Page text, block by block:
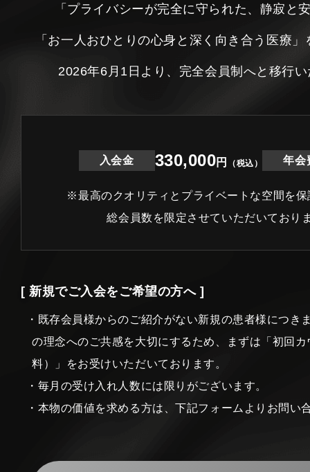
「プライバシーが完全に守られた、静寂と
「お一人おひとりの心身と深く向き合う医療
2026年6月1日より、完全会員制へと移行
入会金 330,000円 （税込） 年会
※最高のクオリティとプライベートな空間を保
総会員数を限定させていただいており
[ 新規でご入会をご希望の方へ ]
・既存会員様からのご紹介がない新規の患者様につき
の理念へのご共感を大切にするため、まずは「初回
料）」をお受けいただいております。
・毎月の受け入れ人数には限りがございます。
・本物の価値を求める方は、下記フォームよりお問い